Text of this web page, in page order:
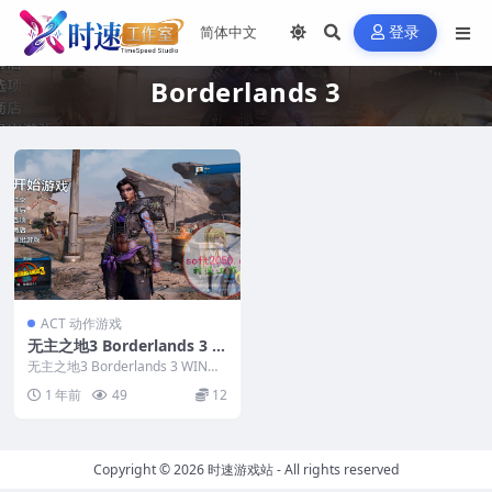
登录
Borderlands 3
ACT 动作游戏
无主之地3 Borderlands 3 W
IN游戏 PC电脑游戏 适配系统
WIN10 WIN11
无主之地3 Borderlands 3 WIN游
戏 PC电脑游戏 适配系统WIN...
1 年前 49 12
Copyright © 2026时速游戏站- All rights reserved